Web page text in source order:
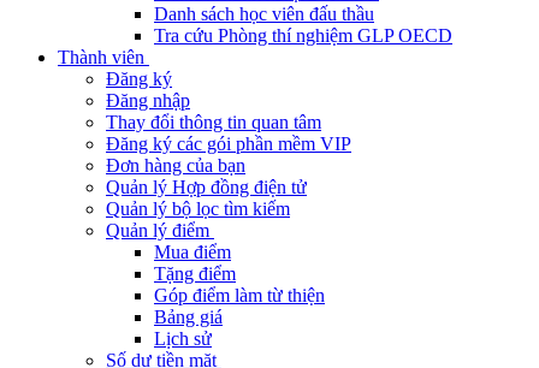
Danh sách học viên đấu thầu
Tra cứu Phòng thí nghiệm GLP OECD
Thành viên
Đăng ký
Đăng nhập
Thay đổi thông tin quan tâm
Đăng ký các gói phần mềm VIP
Đơn hàng của bạn
Quản lý Hợp đồng điện tử
Quản lý bộ lọc tìm kiếm
Quản lý điểm
Mua điểm
Tặng điểm
Góp điểm làm từ thiện
Bảng giá
Lịch sử
Số dư tiền mặt